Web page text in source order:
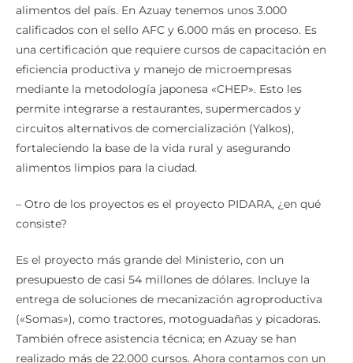
alimentos del país. En Azuay tenemos unos 3.000
calificados con el sello AFC y 6.000 más en proceso. Es
una certificación que requiere cursos de capacitación en
eficiencia productiva y manejo de microempresas
mediante la metodología japonesa «CHEP». Esto les
permite integrarse a restaurantes, supermercados y
circuitos alternativos de comercialización (Yalkos),
fortaleciendo la base de la vida rural y asegurando
alimentos limpios para la ciudad.
– Otro de los proyectos es el proyecto PIDARA, ¿en qué
consiste?
Es el proyecto más grande del Ministerio, con un
presupuesto de casi 54 millones de dólares. Incluye la
entrega de soluciones de mecanización agroproductiva
(«Somas»), como tractores, motoguadañas y picadoras.
También ofrece asistencia técnica; en Azuay se han
realizado más de 22.000 cursos. Ahora contamos con un